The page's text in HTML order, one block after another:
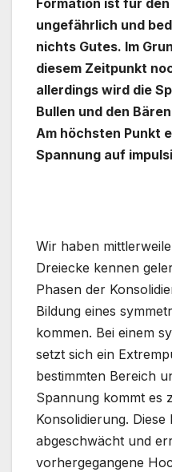
Formation ist für
ungefährlich und
nichts Gutes. Im
diesem Zeitpunkt
allerdings wird die
Bullen und den
Am höchsten Punkt
Spannung auf
Wir haben
Dreiecke kennen
Phasen der
Bildung eines
kommen. Bei einem
setzt sich ein
bestimmten Bereich
Spannung kommt es
Konsolidierung.
abgeschwächt und
vorhergegangene